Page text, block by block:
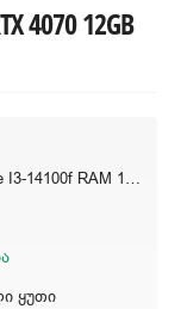
4070 12GB
Intel Core I3-14100f RAM 16GB RTX 4070 12GB
ყუთი